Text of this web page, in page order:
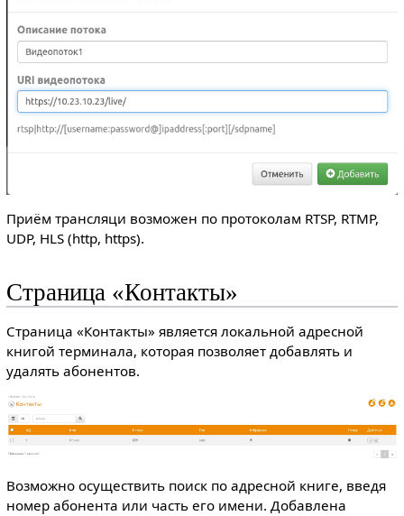
Приём трансляци возможен по протоколам RTSP, RTMP,
UDP, HLS (http, https).
Страница «Контакты»
Страница «Контакты» является локальной адресной
книгой терминала, которая позволяет добавлять и
удалять абонентов.
Возможно осуществить поиск по адресной книге, введя
номер абонента или часть его имени. Добавлена